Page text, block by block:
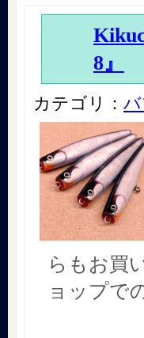
8』
カテゴリ：
らもお買
ョップで